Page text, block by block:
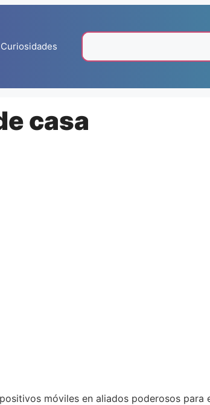
Curiosidades
casa
móviles en aliados poderosos para